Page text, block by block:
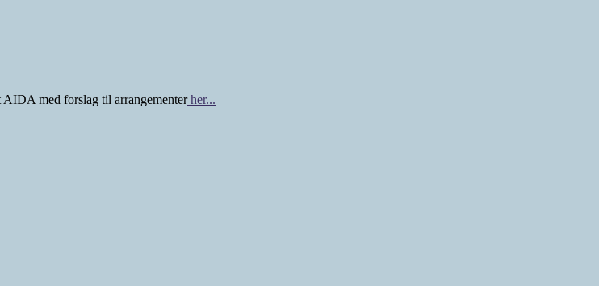
AIDA med forslag til arrangementerher...